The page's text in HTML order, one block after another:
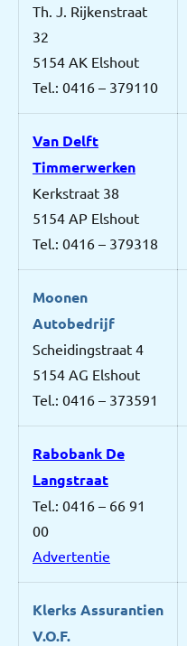
Th. J. Rijkenstraat
32
5154 AK Elshout
Tel.: 0416 – 379110
Van Delft
Timmerwerken
Kerkstraat 38
5154 AP Elshout
Tel.: 0416 – 379318
Moonen
Autobedrijf
Scheidingstraat 4
5154 AG Elshout
Tel.: 0416 – 373591
Rabobank De
Langstraat
Tel.: 0416 – 66 91
00
Advertentie
Klerks Assurantien
V.O.F.